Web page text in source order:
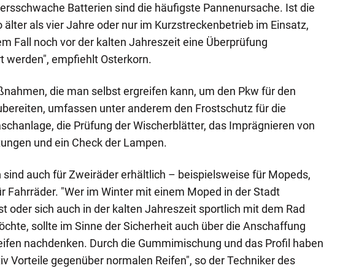
Batterien sind die häufigste Pannenursache. Ist die
älter als vier Jahre oder nur im Kurzstreckenbetrieb im Einsatz,
Fall noch vor der kalten Jahreszeit eine Überprüfung
werden", empfiehlt Osterkorn.
die man selbst ergreifen kann, um den Pkw für den
umfassen unter anderem den Frostschutz für die
die Prüfung der Wischerblätter, das Imprägnieren von
und ein Check der Lampen.
auch für Zweiräder erhältlich – beispielsweise für Mopeds,
Fahrräder. "Wer im Winter mit einem Moped in der Stadt
oder sich auch in der kalten Jahreszeit sportlich mit dem Rad
sollte im Sinne der Sicherheit auch über die Anschaffung
nachdenken. Durch die Gummimischung und das Profil haben
Vorteile gegenüber normalen Reifen", so der Techniker des